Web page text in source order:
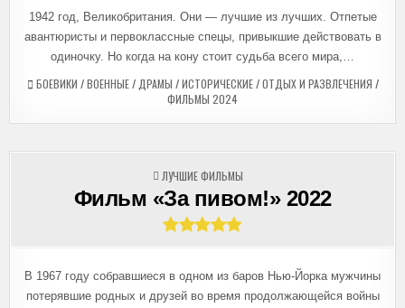
1942 год, Великобритания. Они — лучшие из лучших. Отпетые
авантюристы и первоклассные спецы, привыкшие действовать в
одиночку. Но когда на кону стоит судьба всего мира,…
БОЕВИКИ /ВОЕННЫЕ/ ДРАМЫ /ИСТОРИЧЕСКИЕ/ОТДЫХ И РАЗВЛЕЧЕНИЯ /
ФИЛЬМЫ 2024
ОПУБЛИКОВАНО
В
ЛУЧШИЕ ФИЛЬМЫ
Фильм «За пивом!» 2022
В 1967 году собравшиеся в одном из баров Нью-Йорка мужчины
потерявшие родных и друзей во время продолжающейся войны